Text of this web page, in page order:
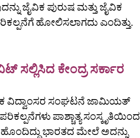
ಜೈವಿಕ ಪುರುಷ ಮತ್ತು ಜೈವಿಕ
ಹೋಲಿಸಲಾಗದು ಎಂದಿತ್ತು.
ಕೇಂದ್ರ ಸರ್ಕಾರ
ವಿದ್ವಾಂಸರ ಸಂಘಟನೆ ಜಾಮಿಯತ್‌
ಪಾಶ್ಚಾತ್ಯ ಸಂಸ್ಕೃತಿಯಿಂದ
ಭಾರತದ ಮೇಲೆ ಅದನ್ನು